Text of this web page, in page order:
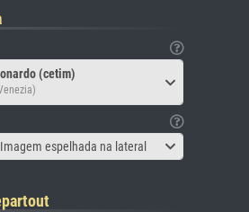
(cetim)
espelhada na lateral